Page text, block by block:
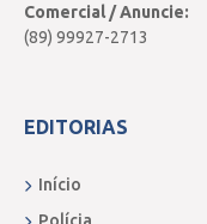
Comercial / Anuncie:
(89) 99927-2713
EDITORIAS
Início